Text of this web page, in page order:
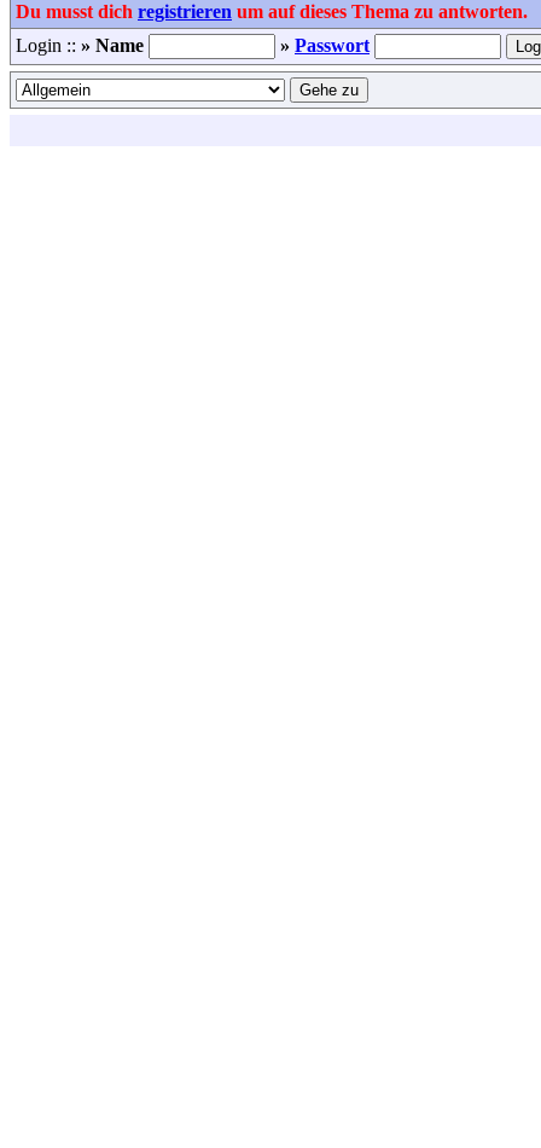
Du musst dich registrieren um auf dieses Thema zu antworten.
Login :: » Name » Passwort